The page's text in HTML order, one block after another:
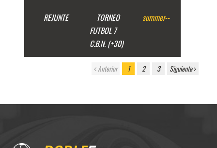
REJUNTE
TORNEO
FUTBOL 7
C.B.N. (+30)
summer--
Anterior 1 2 3 Siguiente